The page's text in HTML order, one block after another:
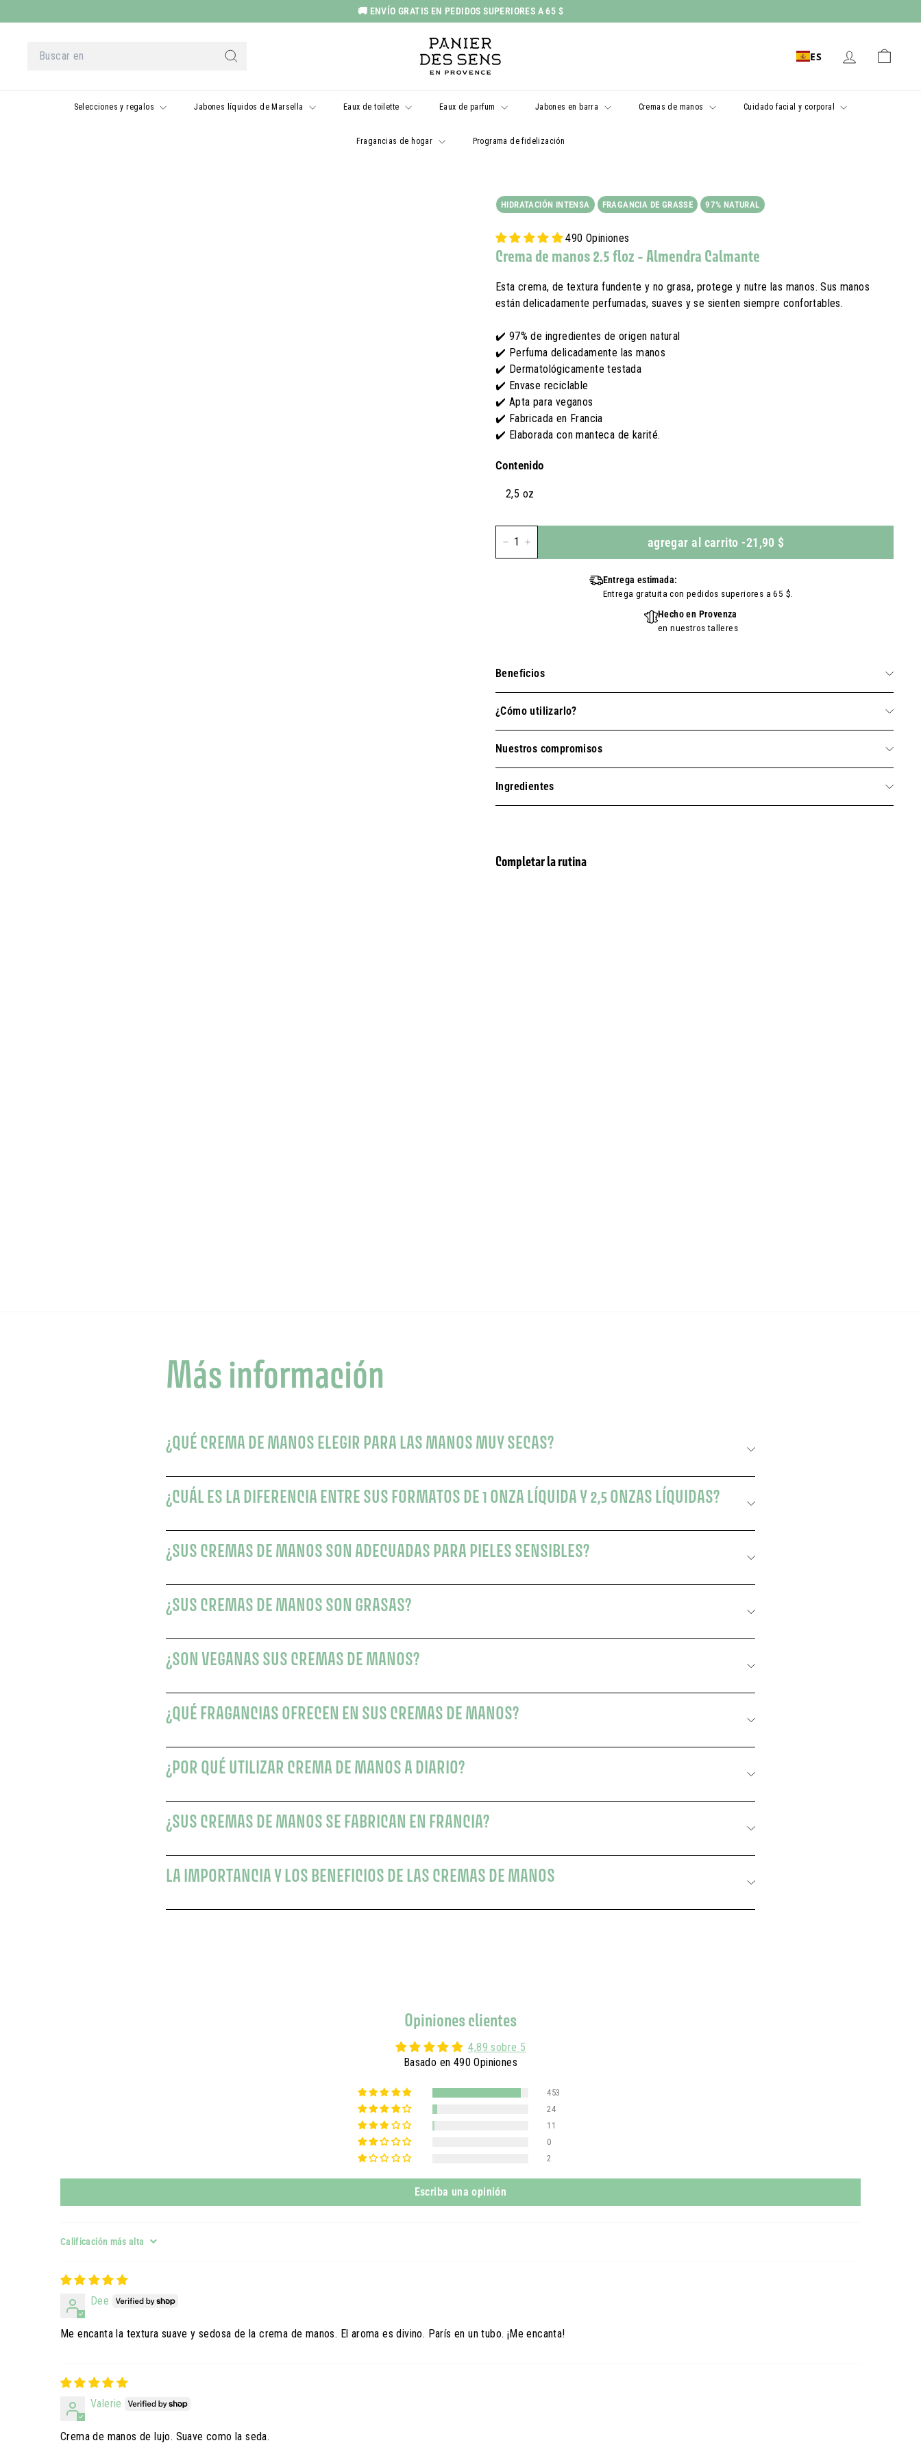
al
Pausar
presentación
🚚 ENVÍO GRATIS EN PEDIDOS SUPERIORES A 65 $
Buscar
en
P
a
n
i
ES
Selecciones y regalos Jabones líquidos de Marsella Eaux de toilette Eaux de parfum Jabones en barra Cremas de manos Cuidado facial y corporal
Fragancias de hogar Programa de fidelización
HIDRATACIÓN INTENSA FRAGANCIA DE GRASSE 97% NATURAL
490 Opiniones
Crema de manos 2.5 floz - Almendra Calmante
Esta crema, de textura fundente y no grasa, protege y nutre las manos. Sus manos
están delicadamente perfumadas, suaves y se sienten siempre confortables.
✔️ 97% de ingredientes de origen natural
✔️ Perfuma delicadamente las manos
✔️ Dermatológicamente testada
✔️ Envase reciclable
✔️ Apta para veganos
✔️ Fabricada en Francia
✔️ Elaborada con manteca de karité.
Contenido
2,5 oz
agregar al carrito -21,90 $
Entrega estimada:
Entrega gratuita con pedidos superiores a 65 $.
Hecho en Provenza
en nuestros talleres
Beneficios
¿Cómo utilizarlo?
Nuestros compromisos
Ingredientes
Completar la rutina
Más información
¿QUÉ CREMA DE MANOS ELEGIR PARA LAS MANOS MUY SECAS?
¿CUÁL ES LA DIFERENCIA ENTRE SUS FORMATOS DE 1 ONZA LÍQUIDA Y 2,5 ONZAS LÍQUIDAS?
¿SUS CREMAS DE MANOS SON ADECUADAS PARA PIELES SENSIBLES?
¿SUS CREMAS DE MANOS SON GRASAS?
¿SON VEGANAS SUS CREMAS DE MANOS?
¿QUÉ FRAGANCIAS OFRECEN EN SUS CREMAS DE MANOS?
¿POR QUÉ UTILIZAR CREMA DE MANOS A DIARIO?
¿SUS CREMAS DE MANOS SE FABRICAN EN FRANCIA?
LA IMPORTANCIA Y LOS BENEFICIOS DE LAS CREMAS DE MANOS
Opiniones clientes
4,89 sobre 5
Basado en 490 Opiniones
453
24
11
0
2
Escriba una opinión
Sort by
Dee
Me encanta la textura suave y sedosa de la crema de manos. El aroma es divino. París en un tubo. ¡Me encanta!
Valerie
Crema de manos de lujo. Suave como la seda.